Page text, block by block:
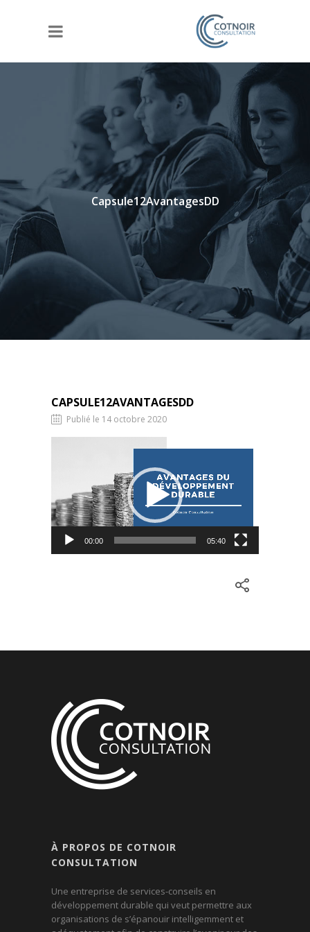
Capsule12AvantagesDD
CAPSULE12AVANTAGESDD
Publié le 14 octobre 2020
00:00 05:40
À PROPOS DE COTNOIR
CONSULTATION
Une entreprise de services-conseils en
développement durable qui veut permettre aux
organisations de s’épanouir intelligemment et